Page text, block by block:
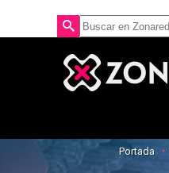
Portada